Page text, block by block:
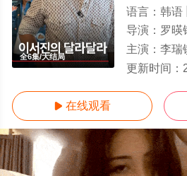
全6集/大结局
语言： 韩语
导演： 罗暎
主演： 李瑞
更新时间：
 在线观看